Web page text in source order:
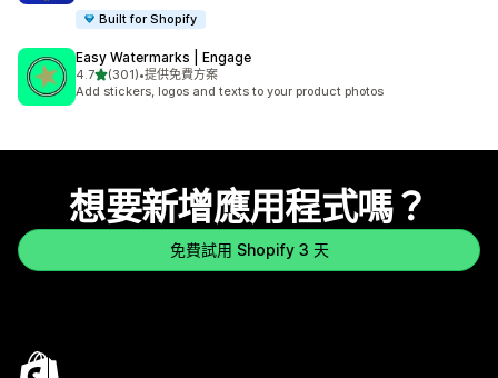
Built for Shopify
Easy Watermarks | Engage
4.7滿分 5 顆星
(301)
共有 301 則評價
•提供免費方案
Add stickers, logos and texts to your product photos
想要新增應用程式嗎？
免費試用 Shopify 3 天